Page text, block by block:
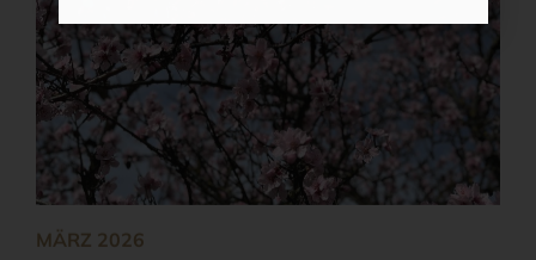
MANDELBLÜTE IN DER
PFALZ – EINE AUSZEIT IM
KETSCHAUER HOF
MÄRZ 2026